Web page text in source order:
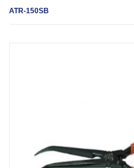
ATR-150SB